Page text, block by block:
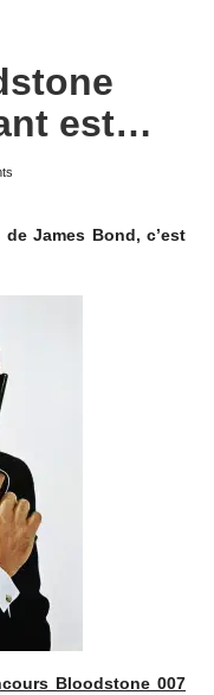
est…
James Bond, c’est
Bloodstone 007